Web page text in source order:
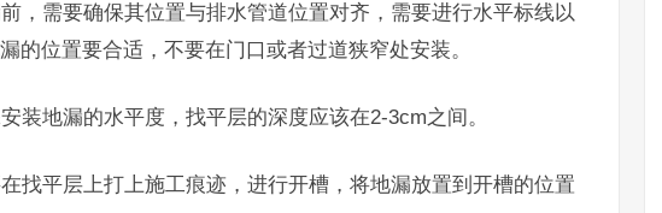
，需要确保其位置与排水管道位置对齐，需要进行水平标线以
的位置要合适，不要在门口或者过道狭窄处安装。
装地漏的水平度，找平层的深度应该在2-3cm之间。
找平层上打上施工痕迹，进行开槽，将地漏放置到开槽的位置